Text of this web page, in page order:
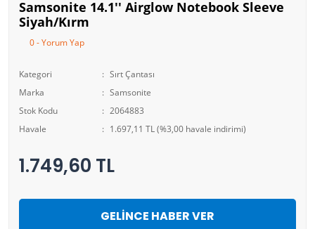
Samsonite 14.1'' Airglow Notebook Sleeve
Siyah/Kırm
0 - Yorum Yap
Kategori
Sırt Çantası
Marka
Samsonite
Stok Kodu
2064883
Havale
1.697,11 TL (%3,00 havale indirimi)
1.749,60 TL
GELİNCE HABER VER